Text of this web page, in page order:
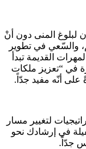
لبلوغ المنى دون أنْ
والسّعي في تطوير
القديمة تبدأ
في “تعزيز ملكات
على أنّه مفيد جدّاً.
لتغيير مسار
في إرشادك نحو
جدّاً.